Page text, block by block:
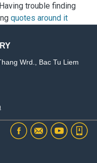
trouble finding
quotes around it
Wrd., Bac Tu Liem